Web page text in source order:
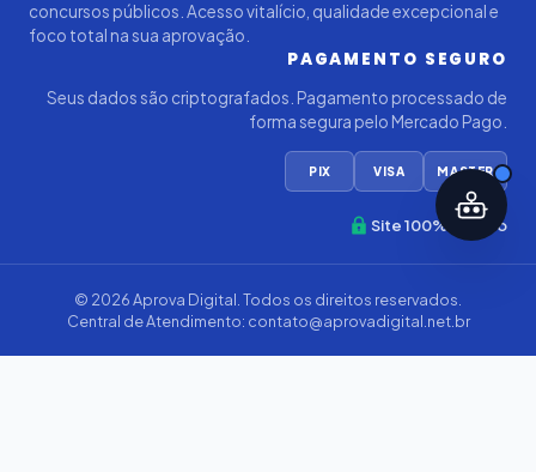
concursos públicos. Acesso vitalício, qualidade excepcional e
foco total na sua aprovação.
PAGAMENTO SEGURO
Seus dados são criptografados. Pagamento processado de
forma segura pelo Mercado Pago.
PIX VISA MASTER
Site 100% Seguro
© 2026Aprova Digital . Todos os direitos reservados.
Central de Atendimento: contato@aprovadigital.net.br